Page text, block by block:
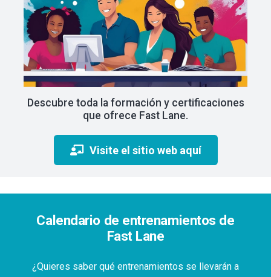
Descubre toda la formación y certificaciones
que ofrece Fast Lane.
Visite el sitio web aquí
Calendario de entrenamientos de
Fast Lane
¿Quieres saber qué entrenamientos se llevarán a